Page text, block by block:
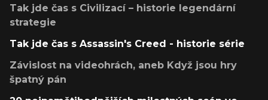
Tak jde čas s Civilizací – historie legendární
strategie
Tak jde čas s Assassin's Creed - historie série
Závislost na videohrách, aneb Když jsou hry
špatný pán